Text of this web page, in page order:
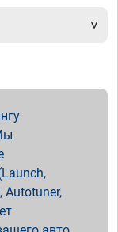
Autotuner,